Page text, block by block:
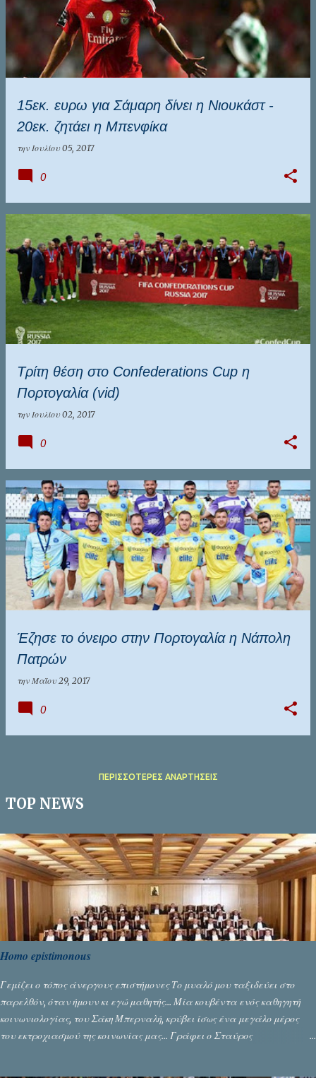
15εκ. ευρω για Σάμαρη δίνει η Νιουκάστ -
20εκ. ζητάει η Μπενφίκα
την Ιουλίου 05, 2017
0
Τρίτη θέση στο Confederations Cup η
Πορτογαλία (vid)
την Ιουλίου 02, 2017
0
Έζησε το όνειρο στην Πορτογαλία η Νάπολη
Πατρών
την Μαΐου 29, 2017
0
ΠΕΡΙΣΣΌΤΕΡΕΣ ΑΝΑΡΤΉΣΕΙΣ
TOP NEWS
Homo epistimonous
Γεμίζει ο τόπος άνεργους επιστήμονες Το μυαλό μου ταξιδεύει στο
παρελθόν, όταν ήμουν κι εγώ μαθητής... Μία κουβέντα ενός καθηγητή
κοινωνιολογίας, του Σάκη Μπερναλή, κρύβει ίσως ένα μεγάλο μέρος
του εκτροχιασμού της κοινωνίας μας... Γράφει ο Σταύρος